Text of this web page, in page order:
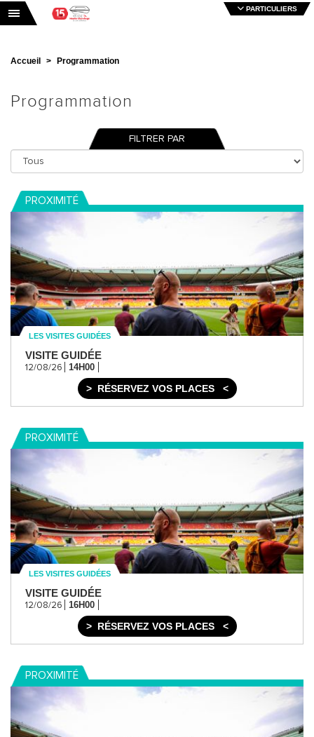
Toggle navigation
PARTICULIERS
Accueil Programmation
Programmation
FILTRER PAR
PROXIMITÉ
LES VISITES GUIDÉES
VISITE GUIDÉE
12/08/26 14H00
RÉSERVEZ VOS PLACES
PROXIMITÉ
LES VISITES GUIDÉES
VISITE GUIDÉE
12/08/26 16H00
RÉSERVEZ VOS PLACES
PROXIMITÉ